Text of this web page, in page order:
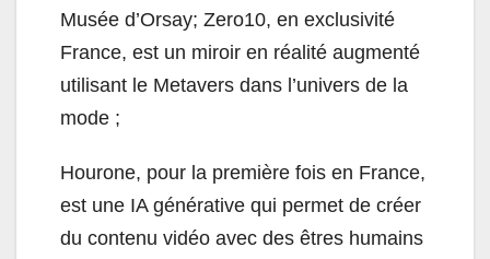
Musée d’Orsay; Zero10, en exclusivité
France, est un miroir en réalité augmenté
utilisant le Metavers dans l’univers de la
mode ;
Hourone, pour la première fois en France,
est une IA générative qui permet de créer
du contenu vidéo avec des êtres humains